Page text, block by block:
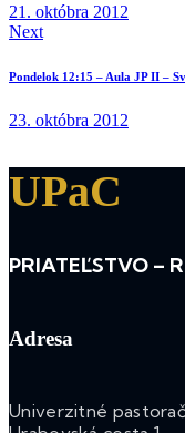
21. októbra 2012
Next
Pondelok 12:15 – Aula JP II –
23. októbra 2012
UPaC
PRIATEĽSTVO –
Adresa
Univerzitné